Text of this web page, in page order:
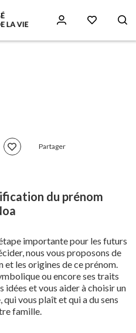
Partager
du prénom
importante pour les futurs
nous vous proposons de
les origines de ce prénom.
ou encore ses traits
idées et vous aider à choisir un
vous plaît et qui a du sens
famille.